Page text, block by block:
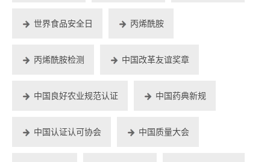
世界食品安全日 丙烯酰胺
丙烯酰胺检测 中国改革友谊奖章
中国良好农业规范认证 中国药典新规
中国认证认可协会 中国质量大会